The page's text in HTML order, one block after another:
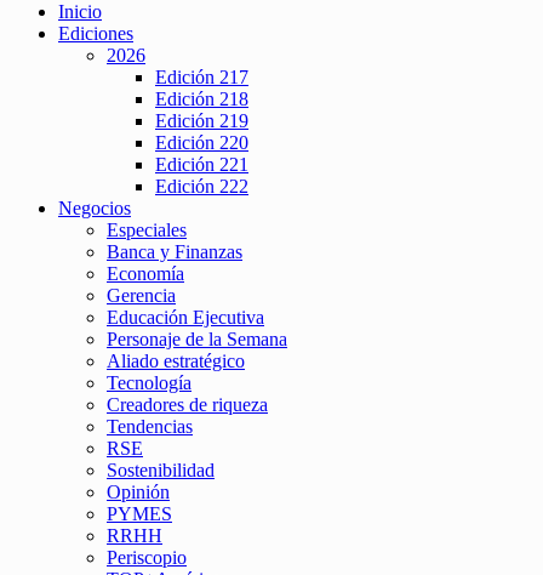
Inicio
Ediciones
2026
Edición 217
Edición 218
Edición 219
Edición 220
Edición 221
Edición 222
Negocios
Especiales
Banca y Finanzas
Economía
Gerencia
Educación Ejecutiva
Personaje de la Semana
Aliado estratégico
Tecnología
Creadores de riqueza
Tendencias
RSE
Sostenibilidad
Opinión
PYMES
RRHH
Periscopio